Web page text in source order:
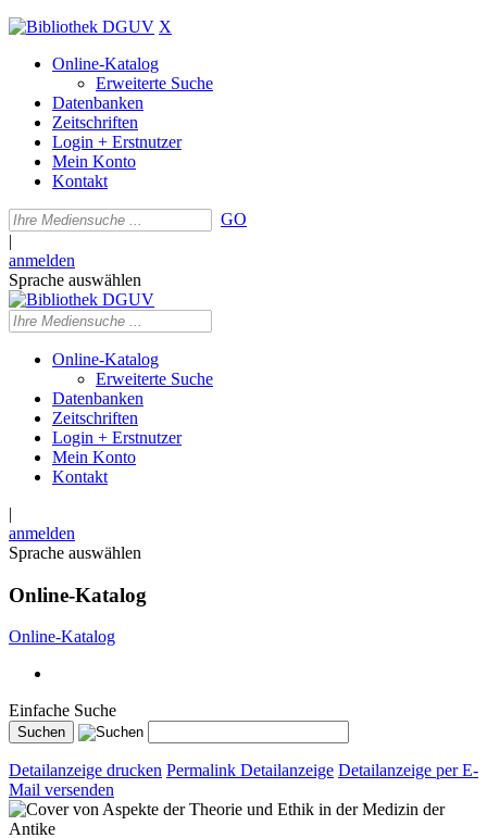
X
Online-Katalog
Erweiterte Suche
Datenbanken
Zeitschriften
Login + Erstnutzer
Mein Konto
Kontakt
GO
|
anmelden
Sprache auswählen
Online-Katalog
Erweiterte Suche
Datenbanken
Zeitschriften
Login + Erstnutzer
Mein Konto
Kontakt
|
anmelden
Sprache auswählen
Online-Katalog
Online-Katalog
Einfache Suche
Detailanzeige drucken Permalink Detailanzeige Detailanzeige per E-
Mail versenden